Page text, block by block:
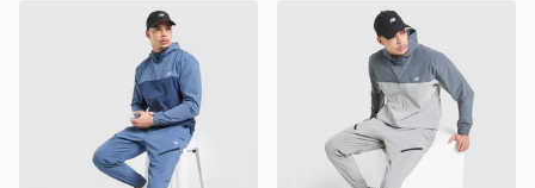
New Balance Pantalón de chándal WovenNew Balance Pantalón de